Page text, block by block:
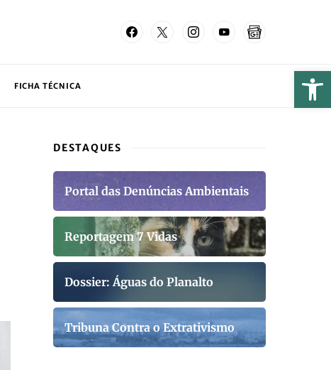
FICHA TÉCNICA
DESTAQUES
Portal das Denúncias Ambientais
Reportagem 7 Vidas
Dossier: Águas do Planalto
Tribuna Contra o Extrativismo